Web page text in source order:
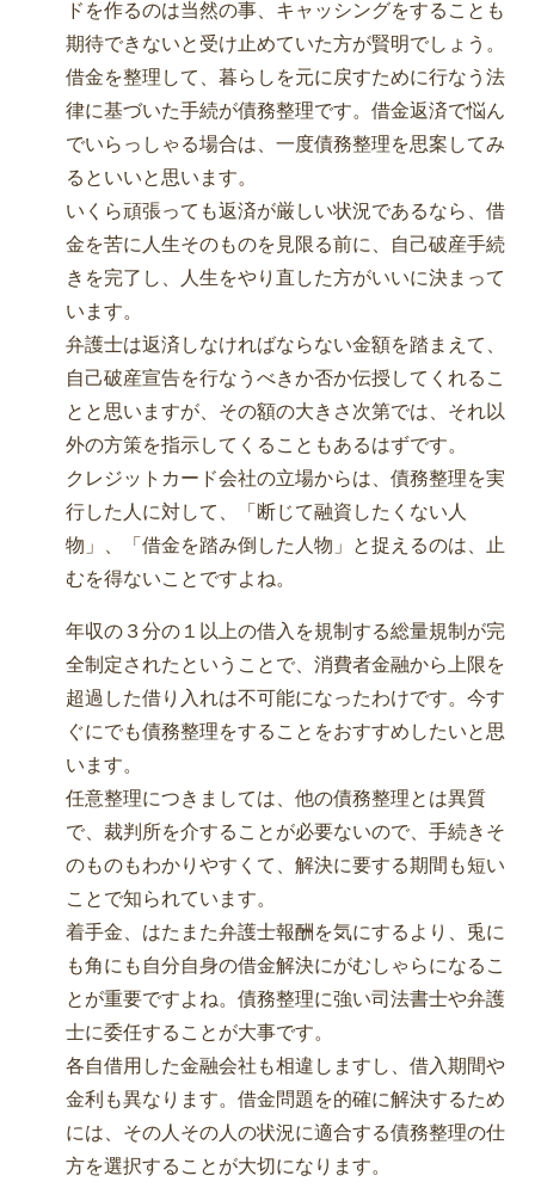
ドを作るのは当然の事、キャッシングをすることも
期待できないと受け止めていた方が賢明でしょう。
借金を整理して、暮らしを元に戻すために行なう法
律に基づいた手続が債務整理です。借金返済で悩ん
でいらっしゃる場合は、一度債務整理を思案してみ
るといいと思います。
いくら頑張っても返済が厳しい状況であるなら、借
金を苦に人生そのものを見限る前に、自己破産手続
きを完了し、人生をやり直した方がいいに決まって
います。
弁護士は返済しなければならない金額を踏まえて、
自己破産宣告を行なうべきか否か伝授してくれるこ
とと思いますが、その額の大きさ次第では、それ以
外の方策を指示してくることもあるはずです。
クレジットカード会社の立場からは、債務整理を実
行した人に対して、「断じて融資したくない人
物」、「借金を踏み倒した人物」と捉えるのは、止
むを得ないことですよね。
年収の３分の１以上の借入を規制する総量規制が完
全制定されたということで、消費者金融から上限を
超過した借り入れは不可能になったわけです。今す
ぐにでも債務整理をすることをおすすめしたいと思
います。
任意整理につきましては、他の債務整理とは異質
で、裁判所を介することが必要ないので、手続きそ
のものもわかりやすくて、解決に要する期間も短い
ことで知られています。
着手金、はたまた弁護士報酬を気にするより、兎に
も角にも自分自身の借金解決にがむしゃらになるこ
とが重要ですよね。債務整理に強い司法書士や弁護
士に委任することが大事です。
各自借用した金融会社も相違しますし、借入期間や
金利も異なります。借金問題を的確に解決するため
には、その人その人の状況に適合する債務整理の仕
方を選択することが大切になります。